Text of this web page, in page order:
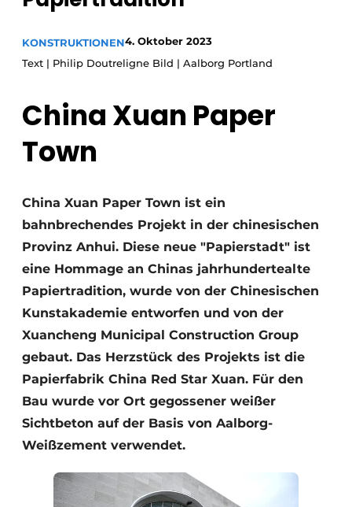
Ein Stellenangebot registrieren
KONSTRUKTIONEN4. Oktober 2023
Text | Philip Doutreligne Bild | Aalborg Portland
China Xuan Paper
Town
China Xuan Paper Town ist ein
bahnbrechendes Projekt in der chinesischen
Provinz Anhui. Diese neue "Papierstadt" ist
eine Hommage an Chinas jahrhundertealte
Papiertradition, wurde von der Chinesischen
Kunstakademie entworfen und von der
Xuancheng Municipal Construction Group
gebaut. Das Herzstück des Projekts ist die
Papierfabrik China Red Star Xuan. Für den
Bau wurde vor Ort gegossener weißer
Sichtbeton auf der Basis von Aalborg-
Weißzement verwendet.